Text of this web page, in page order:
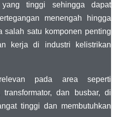
tinggi sehingga dapat
menengah hingga
salah satu komponen penting
kerja di industri kelistrikan
pada area seperti
dan busbar, di
tinggi dan membutuhkan